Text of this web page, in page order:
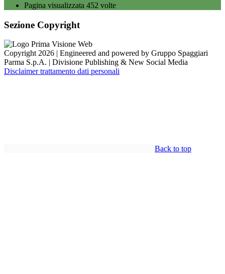
Pagina visualizzata 452 volte
Sezione Copyright
Copyright 2026 | Engineered and powered by Gruppo Spaggiari
Parma S.p.A. | Divisione Publishing & New Social Media
Disclaimer trattamento dati personali
Back to top